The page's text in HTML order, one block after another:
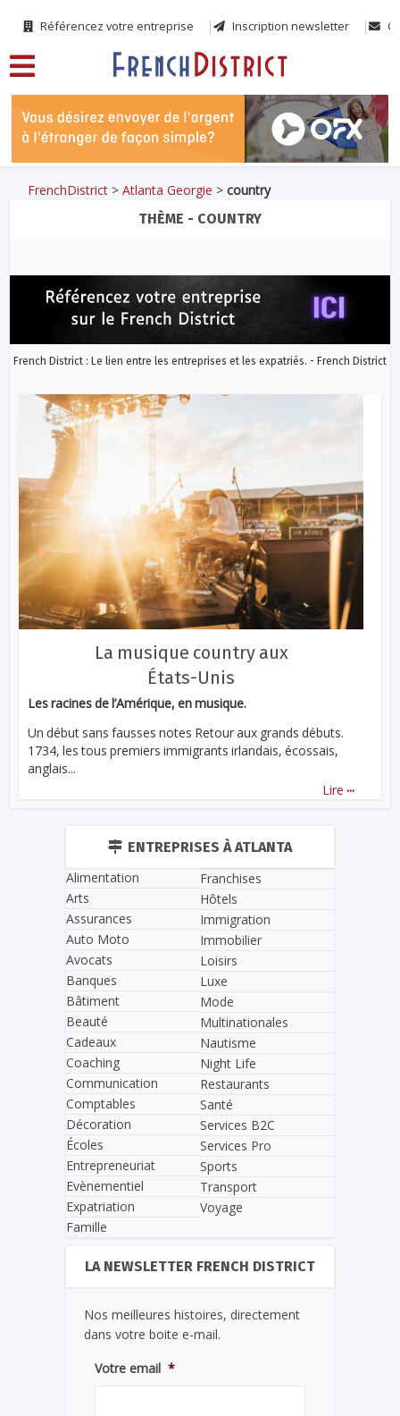
Référencez votre entreprise Inscription newsletter
FrenchDistrict >Atlanta Georgie >country
THÈME - COUNTRY
French District : Le lien entre les entreprises et les expatriés. - French District
La musique country aux
États-Unis
Les racines de l’Amérique, en musique.
Un début sans fausses notes Retour aux grands débuts.
1734, les tous premiers immigrants irlandais, écossais,
anglais...
Lire ...
ENTREPRISES À ATLANTA
Alimentation
Arts
Assurances
Auto Moto
Avocats
Banques
Bâtiment
Beauté
Cadeaux
Coaching
Communication
Comptables
Décoration
Écoles
Entrepreneuriat
Evènementiel
Expatriation
Famille
Franchises
Hôtels
Immigration
Immobilier
Loisirs
Luxe
Mode
Multinationales
Nautisme
Night Life
Restaurants
Santé
Services B2C
Services Pro
Sports
Transport
Voyage
LA NEWSLETTER FRENCH DISTRICT
Nos meilleures histoires, directement
dans votre boite e-mail.
Votre email *